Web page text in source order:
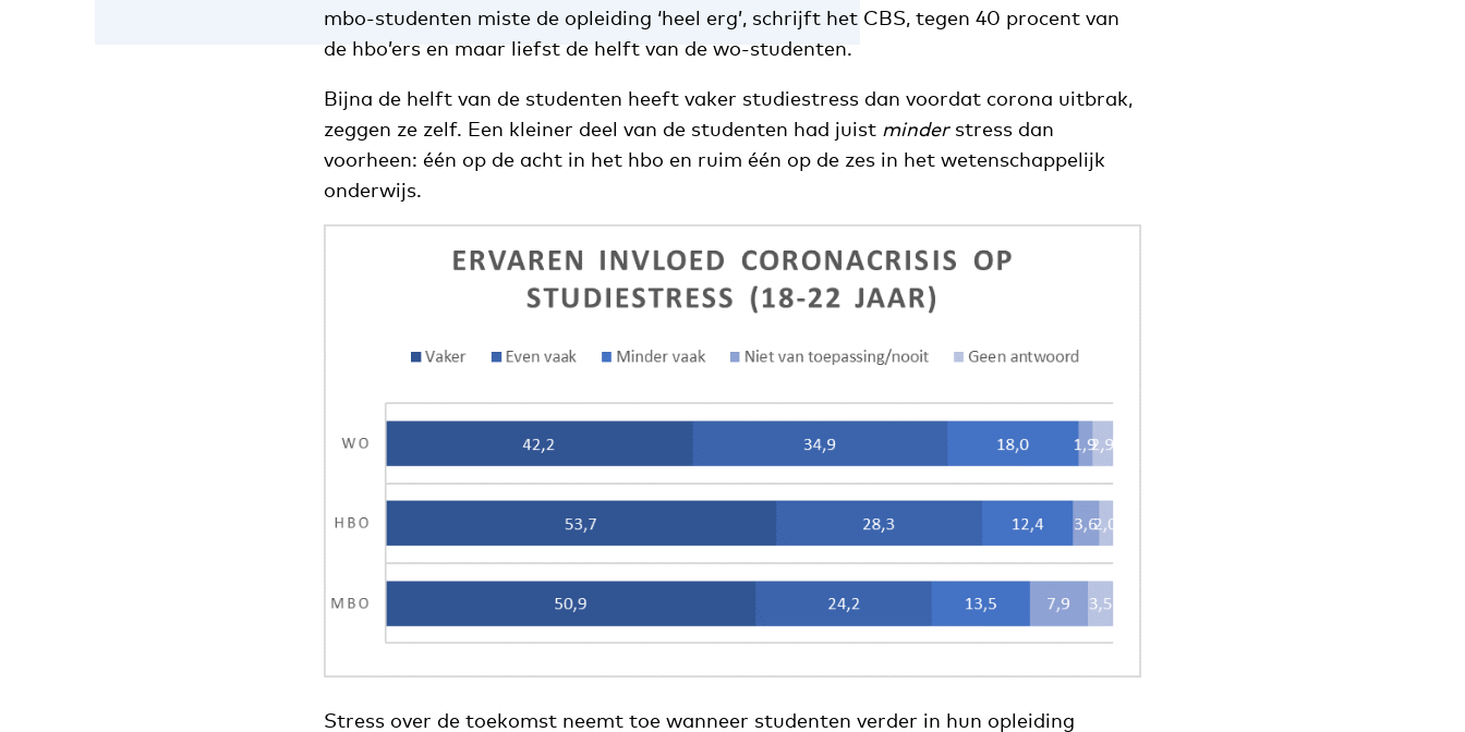
mbo-studenten miste de opleiding ‘heel erg’, schrijft het CBS, tegen 40 procent van
de hbo’ers en maar liefst de helft van de wo-studenten.
Bijna de helft van de studenten heeft vaker studiestress dan voordat corona uitbrak,
zeggen ze zelf. Een kleiner deel van de studenten had juist minderstress dan
voorheen: één op de acht in het hbo en ruim één op de zes in het wetenschappelijk
onderwijs.
Stress over de toekomst neemt toe wanneer studenten verder in hun opleiding